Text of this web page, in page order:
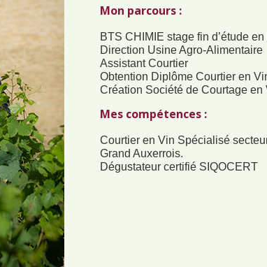
Mon parcours :
BTS CHIMIE stage fin d’étude
Direction Usine Agro-Alimentaire
Assistant Courtier
Obtention Diplôme Courtier en
Création Société de Courtage en
Mes compétences :
Courtier en Vin Spécialisé
Grand Auxerrois.
Dégustateur certifié SIQOCERT